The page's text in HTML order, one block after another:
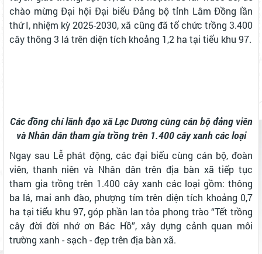
chào mừng Đại hội Đại biểu Đảng bộ tỉnh Lâm Đồng lần
thứ I, nhiệm kỳ 2025-2030, xã cũng đã tổ chức trồng 3.400
cây thông 3 lá trên diện tích khoảng 1,2 ha tại tiểu khu 97.
Các đồng chí lãnh đạo xã Lạc Dương cùng cán bộ đảng viên
và Nhân dân tham gia trồng trên 1.400 cây xanh các loại
Ngay sau Lễ phát động, các đại biểu cùng cán bộ, đoàn
viên, thanh niên và Nhân dân trên địa bàn xã tiếp tục
tham gia trồng trên 1.400 cây xanh các loại gồm: thông
ba lá, mai anh đào, phượng tím trên diện tích khoảng 0,7
ha tại tiểu khu 97, góp phần lan tỏa phong trào “Tết trồng
cây đời đời nhớ ơn Bác Hồ”, xây dựng cảnh quan môi
trường xanh - sạch - đẹp trên địa bàn xã.